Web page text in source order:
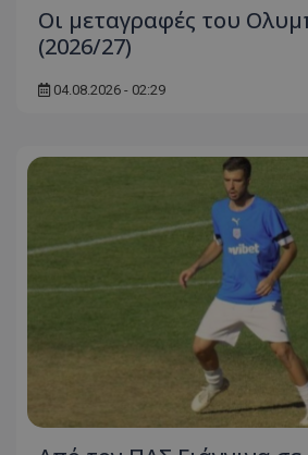
Οι μεταγραφές του
(2026/27)
04.08.2026 - 02:29